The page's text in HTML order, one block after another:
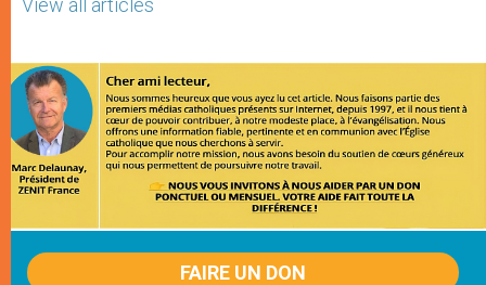
View all articles
FAIRE UN DON